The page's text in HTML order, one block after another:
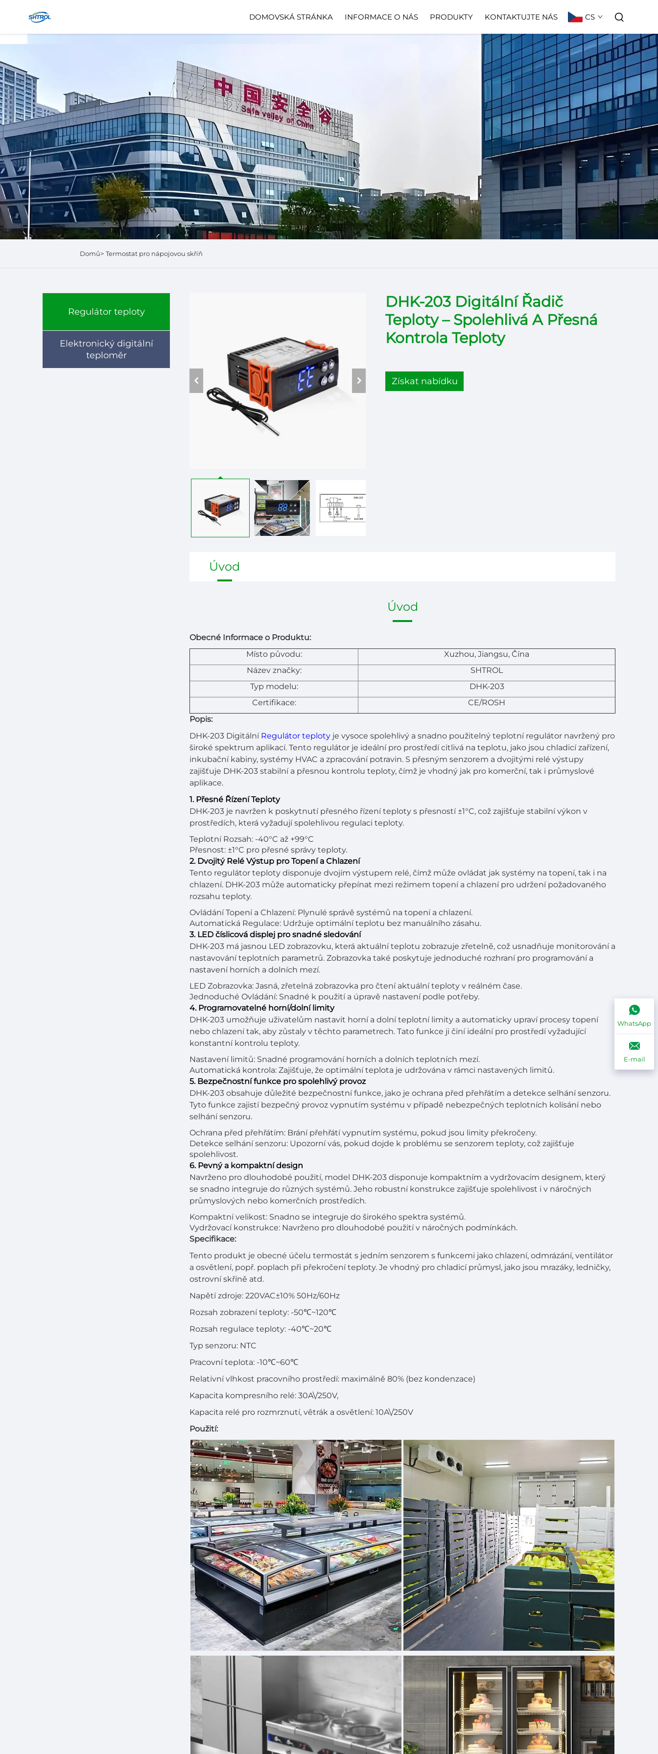
DOMOVSKÁ STRÁNKA INFORMACE O NÁS PRODUKTY KONTAKTUJTE NÁS CS
Domů> Termostat pro nápojovou skříň
Regulátor teploty
Elektronický digitální
teploměr
DHK-203 Digitální Řadič
Teploty – Spolehlivá A Přesná
Kontrola Teploty
Získat nabídku
Úvod
Úvod
Obecné Informace o Produktu:
Místo původu:
Xuzhou, Jiangsu, Čína
Název značky:
SHTROL
Typ modelu:
DHK-203
Certifikace:
CE/ROSH
Popis:
DHK-203 Digitální Regulátor teploty je vysoce spolehlivý a snadno použitelný teplotní regulátor navržený pro
široké spektrum aplikací. Tento regulátor je ideální pro prostředí citlivá na teplotu, jako jsou chladicí zařízení,
inkubační kabiny, systémy HVAC a zpracování potravin. S přesným senzorem a dvojitými relé výstupy
zajišťuje DHK-203 stabilní a přesnou kontrolu teploty, čímž je vhodný jak pro komerční, tak i průmyslové
aplikace.
1. Přesné Řízení Teploty
DHK-203 je navržen k poskytnutí přesného řízení teploty s přesností ±1°C, což zajišťuje stabilní výkon v
prostředích, která vyžadují spolehlivou regulaci teploty.
Teplotní Rozsah: -40°C až +99°C
Přesnost: ±1°C pro přesné správy teploty.
2. Dvojitý Relé Výstup pro Topení a Chlazení
Tento regulátor teploty disponuje dvojím výstupem relé, čímž může ovládat jak systémy na topení, tak i na
chlazení. DHK-203 může automaticky přepínat mezi režimem topení a chlazení pro udržení požadovaného
rozsahu teploty.
Ovládání Topení a Chlazení: Plynulé správě systémů na topení a chlazení.
Automatická Regulace: Udržuje optimální teplotu bez manuálního zásahu.
3. LED číslicová displej pro snadné sledování
DHK-203 má jasnou LED zobrazovku, která aktuální teplotu zobrazuje zřetelně, což usnadňuje monitorování a
nastavování teplotních parametrů. Zobrazovka také poskytuje jednoduché rozhraní pro programování a
nastavení horních a dolních mezí.
LED Zobrazovka: Jasná, zřetelná zobrazovka pro čtení aktuální teploty v reálném čase.
Jednoduché Ovládání: Snadné k použití a úpravě nastavení podle potřeby.
4. Programovatelné horní/dolní limity
DHK-203 umožňuje uživatelům nastavit horní a dolní teplotní limity a automaticky upraví procesy topení
nebo chlazení tak, aby zůstaly v těchto parametrech. Tato funkce ji činí ideální pro prostředí vyžadující
konstantní kontrolu teploty.
Nastavení limitů: Snadné programování horních a dolních teplotních mezí.
Automatická kontrola: Zajišťuje, že optimální teplota je udržována v rámci nastavených limitů.
5. Bezpečnostní funkce pro spolehlivý provoz
DHK-203 obsahuje důležité bezpečnostní funkce, jako je ochrana před přehřátím a detekce selhání senzoru.
Tyto funkce zajistí bezpečný provoz vypnutím systému v případě nebezpečných teplotních kolísání nebo
selhání senzoru.
Ochrana před přehřátím: Brání přehřátí vypnutím systému, pokud jsou limity překročeny.
Detekce selhání senzoru: Upozorní vás, pokud dojde k problému se senzorem teploty, což zajišťuje
spolehlivost.
6. Pevný a kompaktní design
Navrženo pro dlouhodobé použití, model DHK-203 disponuje kompaktním a vydržovacím designem, který
se snadno integruje do různých systémů. Jeho robustní konstrukce zajišťuje spolehlivost i v náročných
průmyslových nebo komerčních prostředích.
Kompaktní velikost: Snadno se integruje do širokého spektra systémů.
Vydržovací konstrukce: Navrženo pro dlouhodobé použití v náročných podmínkách.
Specifikace:
Tento produkt je obecné účelu termostát s jedním senzorem s funkcemi jako chlazení, odmrázání, ventilátor
a osvětlení, popř. poplach při překročení teploty. Je vhodný pro chladicí průmysl, jako jsou mrazáky, ledničky,
ostrovní skříně atd.
Napětí zdroje: 220VAC±10% 50Hz/60Hz
Rozsah zobrazení teploty: -50℃~120℃
Rozsah regulace teploty: -40℃~20℃
Typ senzoru: NTC
Pracovní teplota: -10℃~60℃
Relativní vlhkost pracovního prostředí: maximálně 80% (bez kondenzace)
Kapacita kompresního relé: 30A\/250V,
Kapacita relé pro rozmrznutí, větrák a osvětlení: 10A\/250V
Použití:
WhatsApp
E-mail